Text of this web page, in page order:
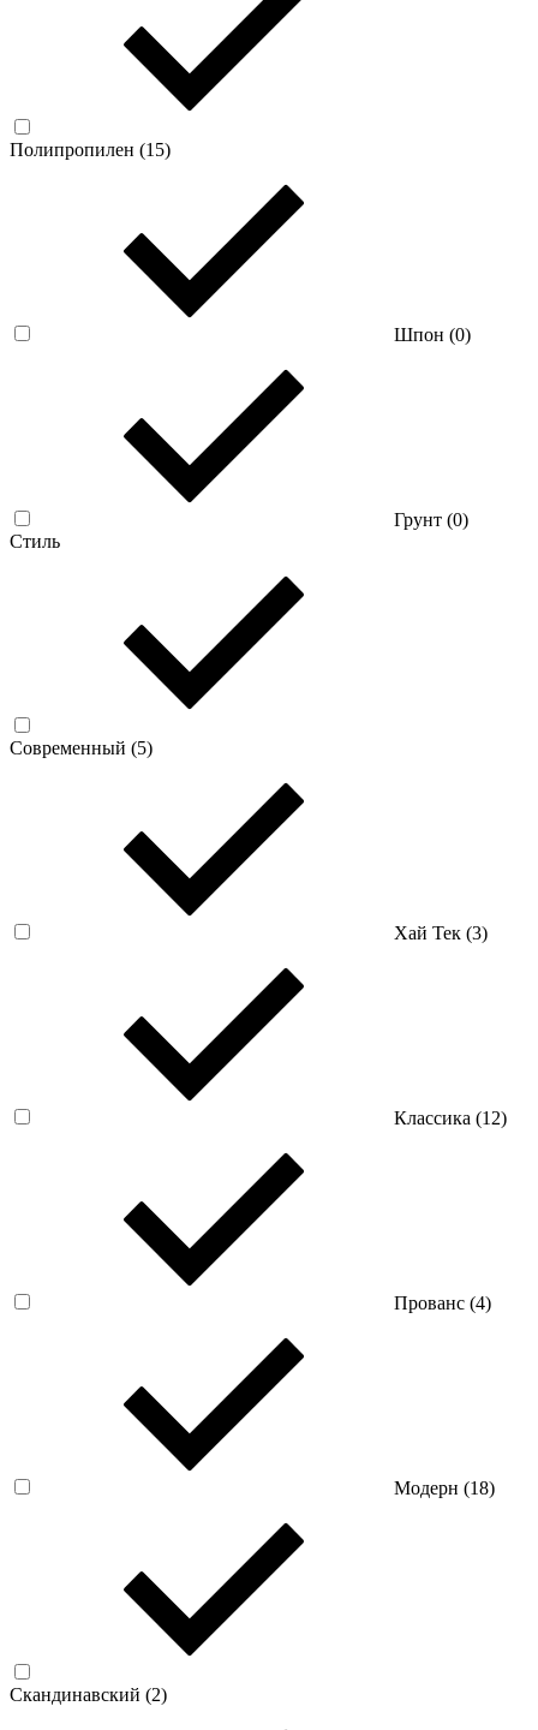
Полипропилен (15)
Шпон (0)
Грунт (0)
Стиль
Современный (5)
Хай Тек (3)
Классика (12)
Прованс (4)
Модерн (18)
Скандинавский (2)